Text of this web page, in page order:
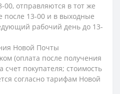
отправляются в тот же
после 13-00 и в выходные
рабочий день до 13-
Новой Почты
(оплата после получения
счет покупателя; стоимость
согласно тарифам Новой